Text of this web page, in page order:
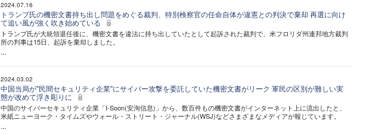
2024.07.16
トランプ氏の機密文書持ち出し問題をめぐる裁判、特別検察官の任命自体が違憲との判決で棄却 再選に向け
て追い風が強く吹き始めている
トランプ氏が大統領退任後に、機密文書を違法に持ち出していたとして起訴された裁判で、米フロリダ州連邦地方裁判
所の判事は15日、起訴を棄却しました。
...
2024.03.02
中国当局が"民間セキュリティ企業"にサイバー攻撃を委託していた機密文書がリーク 軍民の区別が難しい実
態が改めて浮き彫りに
中国のサイバーセキュリティ企業「I-Soon(安洵信息)」から、数百件もの機密文書がインターネット上に流出したと、
米紙ニューヨーク・タイムズやウォール・ストリート・ジャーナル(WSJ)などさまざまなメディアが報じています。
...